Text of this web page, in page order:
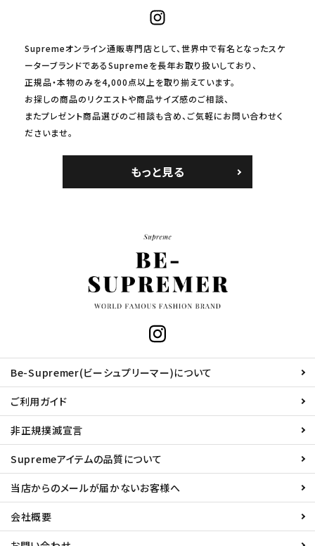
Supremeオンライン通販専門店として、世界中で有名となったスケ
ーターブランドであるSupremeを長年お取り扱いしており、
正規品・本物のみを4,000点以上を取り揃えています。
お探しの商品のリクエストや商品サイズ感のご相談、
またプレゼント商品選びのご相談も含め、ご気軽にお問い合わせく
ださいませ。
もっと見る
Be-Supremer(ビーシュプリーマー)について
ご利用ガイド
非正規撲滅宣言
Supremeアイテムの品質について
当店からのメールが届かないお客様へ
会社概要